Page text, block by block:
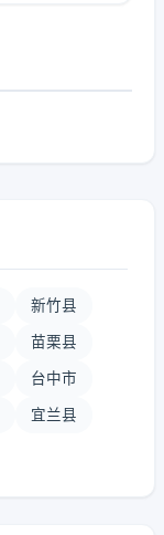
新竹县
苗栗县
台中市
宜兰县